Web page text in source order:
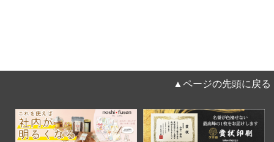
▲ページの先頭に戻る